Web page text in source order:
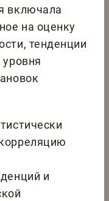
включала
на оценку
тенденции
и